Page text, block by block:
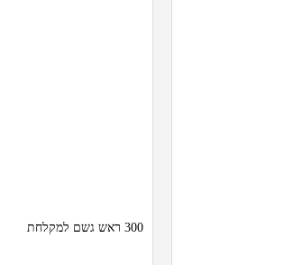
300 ראש גשם למקלחת